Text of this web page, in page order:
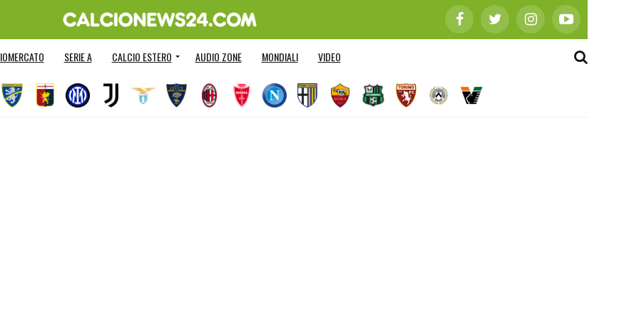
SERIE A CALCIO ESTERO AUDIO ZONE MONDIALI VIDEO